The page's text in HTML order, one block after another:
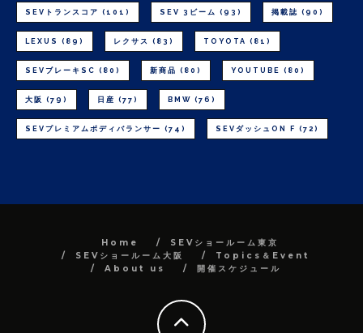
SEVトランスコア (101) SEV 3ビーム (93) 掲載誌 (90)
LEXUS (89) レクサス (83) TOYOTA (81)
SEVブレーキSC (80) 新商品 (80) YOUTUBE (80)
大阪 (79) 日産 (77) BMW (76)
SEVプレミアムボディバランサー (74) SEVダッシュON F (72)
Home
SEVショールーム東京
SEVショールーム大阪
Topics＆Event
About us
開催スケジュール